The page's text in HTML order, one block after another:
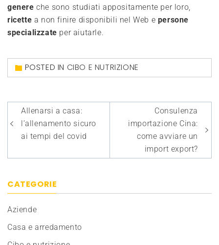
genere che sono studiati appositamente per loro,
ricette a non finire disponibili nel Web e persone
specializzate per aiutarle.
POSTED IN CIBO E NUTRIZIONE
Navigazione
articoli
Allenarsi a casa:
l’allenamento sicuro
ai tempi del covid
Consulenza
importazione Cina:
come avviare un
import export?
CATEGORIE
Aziende
Casa e arredamento